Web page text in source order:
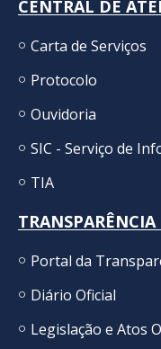
CENTRAL DE
Carta de Serviços
Protocolo
Ouvidoria
SIC - Serviço de
TIA
TRANSPARÊNCIA
Portal da
Diário Oficial
Legislação e Atos